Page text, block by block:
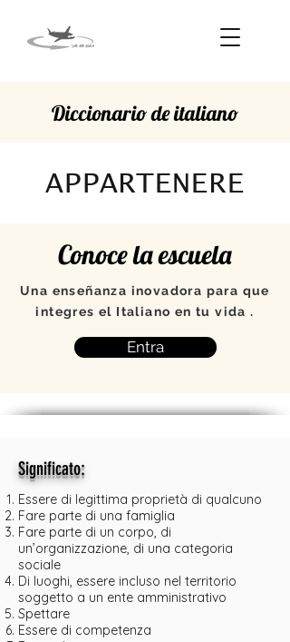
Diccionario de italiano
APPARTENERE
Conoce la escuela
Una enseñanza inovadora para que
integres el Italiano en tu vida .
Entra
Significato:
Essere di legittima proprietà di qualcuno
Fare parte di una famiglia
Fare parte di un corpo, di
un’organizzazione, di una categoria
sociale
Di luoghi, essere incluso nel territorio
soggetto a un ente amministrativo
Spettare
Essere di competenza